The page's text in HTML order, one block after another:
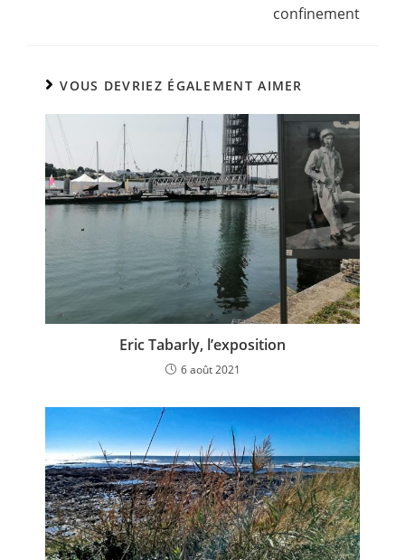
confinement
VOUS DEVRIEZ ÉGALEMENT AIMER
Eric Tabarly, l’exposition
6 août 2021